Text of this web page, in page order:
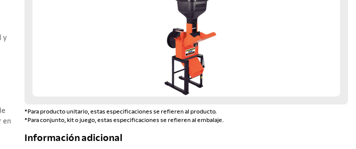
y
en
*Para producto unitario, estas especificaciones se refieren al producto.
*Para conjunto, kit o juego, estas especificaciones se refieren al embalaje.
Información adicional